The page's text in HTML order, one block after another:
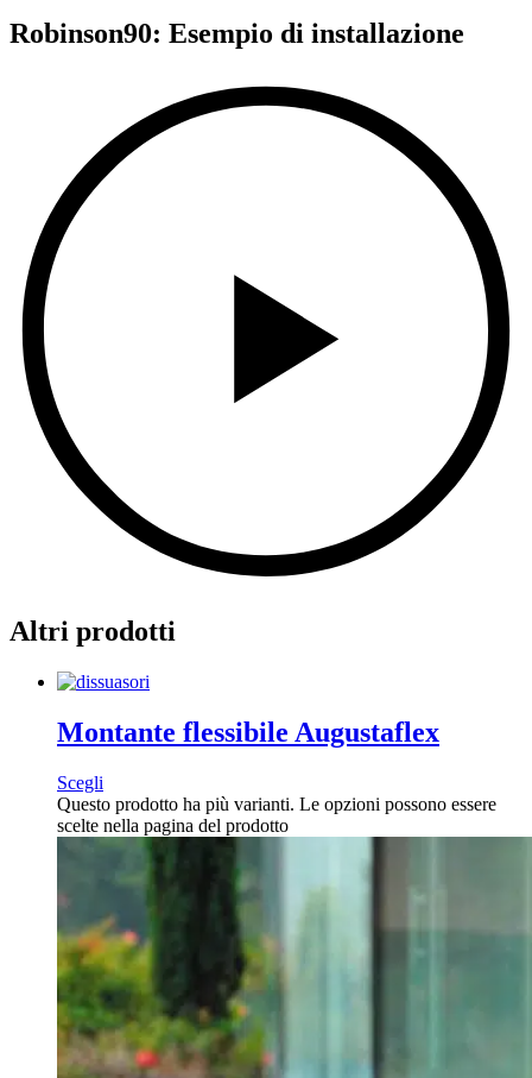
Robinson90: Esempio di installazione
Altri prodotti
Montante flessibile Augustaflex
Scegli
Questo prodotto ha più varianti. Le opzioni possono essere
scelte nella pagina del prodotto